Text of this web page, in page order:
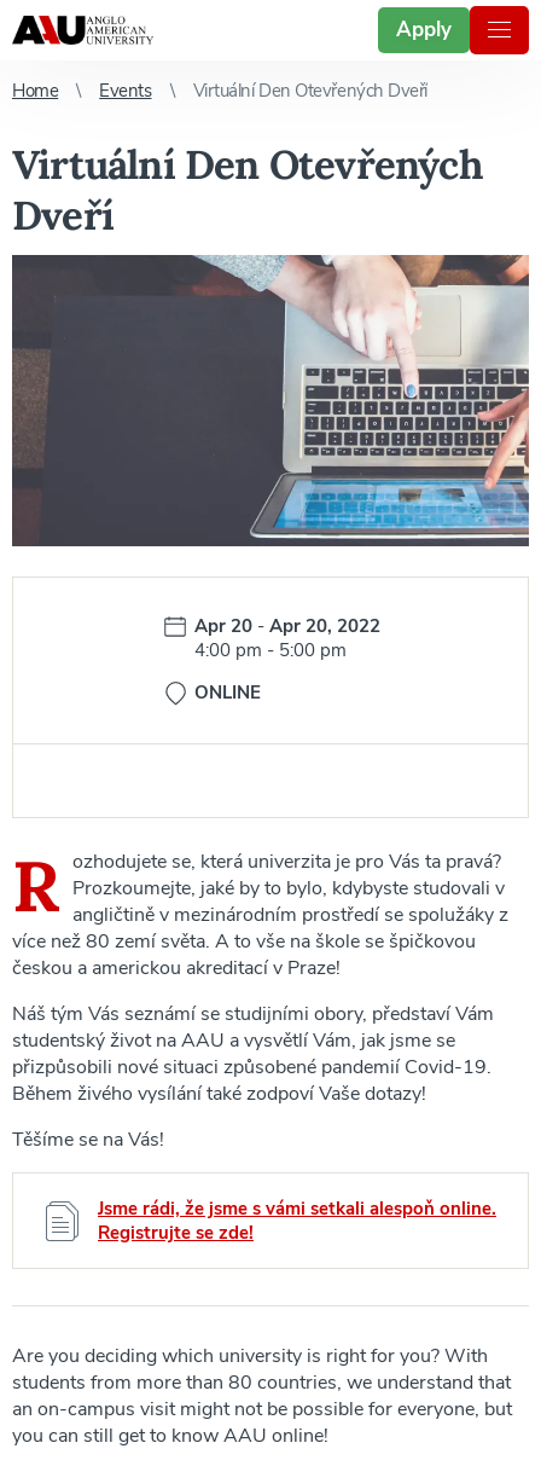
Apply
Home Events Virtuální Den Otevřených Dveří
Virtuální Den Otevřených
Dveří
Date:
Apr 20 -Apr 20, 2022
Time:
4:00 pm -5:00 pm
ONLINE
R ozhodujete se, která univerzita je pro Vás ta pravá?
Prozkoumejte, jaké by to bylo, kdybyste studovali v
angličtině v mezinárodním prostředí se spolužáky z
více než 80 zemí světa. A to vše na škole se špičkovou
českou a americkou akreditací v Praze!
Náš tým Vás seznámí se studijními obory, představí Vám
studentský život na AAU a vysvětlí Vám, jak jsme se
přizpůsobili nové situaci způsobené pandemií Covid-19.
Během živého vysílání také zodpoví Vaše dotazy!
Těšíme se na Vás!
Jsme rádi, že jsme s vámi setkali alespoň online.
Registrujte se zde!
Are you deciding which university is right for you? With
students from more than 80 countries, we understand that
an on-campus visit might not be possible for everyone, but
you can still get to know AAU online!